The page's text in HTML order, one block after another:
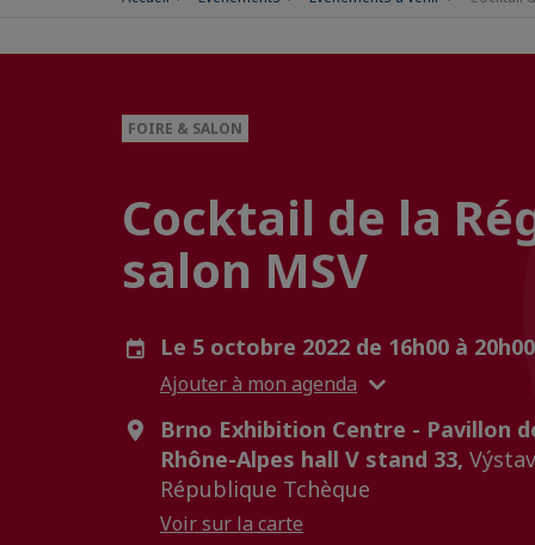
FOIRE & SALON
Cocktail de la
salon MSV
Le 5 octobre 2022 de 16h00 à
Ajouter à mon agenda
Brno Exhibition Centre - Pavillon
Rhône-Alpes hall V stand 33,
République Tchèque
Voir sur la carte